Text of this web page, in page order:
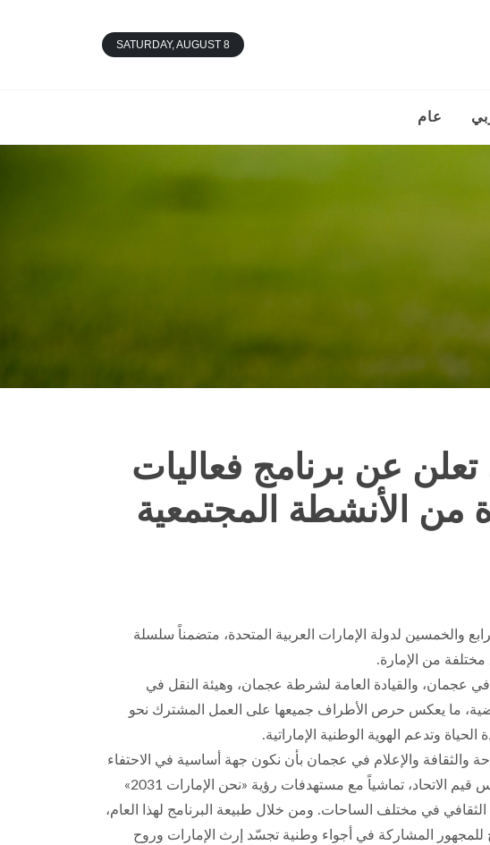
SATURDAY, AUGUST 8
عام
تعلن عن برنامج فعاليات
من الأنشطة المجتمعية
والخمسين لدولة الإمارات العربية المتحدة، متضمناً سلسلة
في عجمان، والقيادة العامة لشرطة عجمان، وهيئة النقل في
ما يعكس حرص الأطراف جميعها على العمل المشترك نحو
وتدعم الهوية الوطنية الإماراتية.
والثقافة والإعلام في عجمان بأن نكون جهة أساسية في الاحتفاء
باليوم الوطني الرابع والخمسين في الإمارة، الأمر الذي يعكس التزامنا العميق بترسيخ الهوية الإماراتية وتكريس قيم الاتحاد، تماشياً مع مستهدفات رؤية «نحن الإمارات 2031»
الثقافي في مختلف الساحات. ومن خلال طبيعة البرنامج لهذا العام،
للمجهور المشاركة في أجواء وطنية تجسّد إرث الإمارات وروح